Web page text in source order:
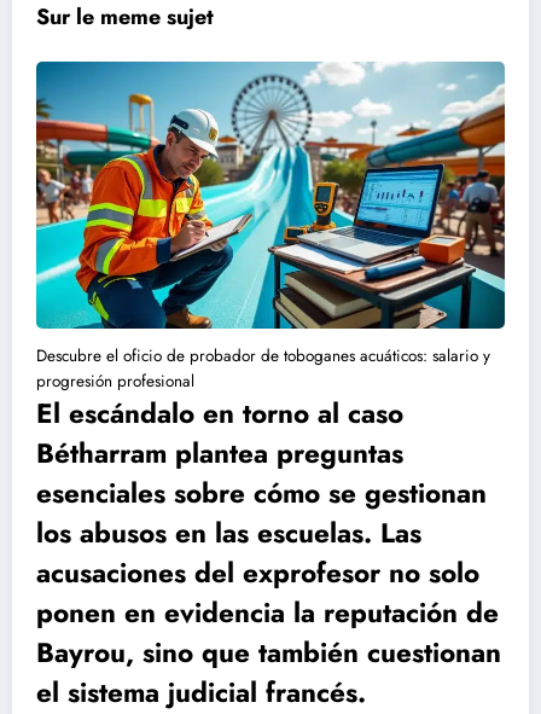
Sur le meme sujet
Descubre el oficio de probador de toboganes acuáticos: salario y
progresión profesional
El escándalo en torno al caso
Bétharram plantea preguntas
esenciales sobre cómo se gestionan
los abusos en las escuelas. Las
acusaciones del exprofesor no solo
ponen en evidencia la reputación de
Bayrou, sino que también cuestionan
el sistema judicial francés.